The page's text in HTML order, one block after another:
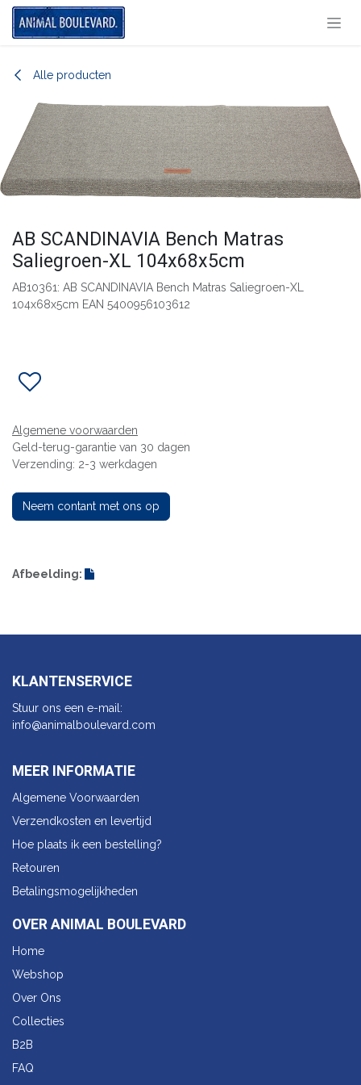
Overslaan naar inhoud
Alle producten
AB SCANDINAVIA Bench Matras
Saliegroen-XL 104x68x5cm
AB10361: AB SCANDINAVIA Bench Matras Saliegroen-XL
104x68x5cm EAN 5400956103612
Algemene voorwaarden
Geld-terug-garantie van 30 dagen
Verzending: 2-3 werkdagen
Neem contant met ons op
Afbeelding:
KLANTENSERVICE
Stuur ons een e-mail:
info@animalbo​ulevard.com
MEER INFORMATIE
Algemene Voorwaarden
Verzendkosten en levertijd
Hoe plaats ik een bestelling?
Retouren
Betalingsmogelijkheden
OVER ANIMAL BOULEVARD
Home
Webshop
Over Ons
Collecties
B2B
FAQ